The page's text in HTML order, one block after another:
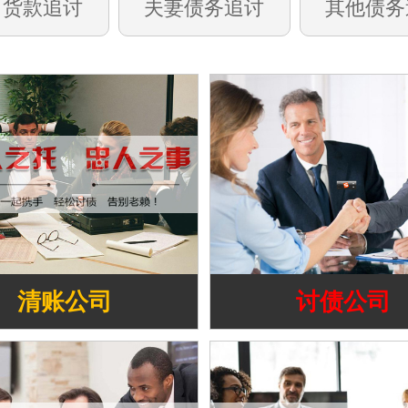
款追讨 夫妻债务追讨 其他债
清账公司 讨债公司